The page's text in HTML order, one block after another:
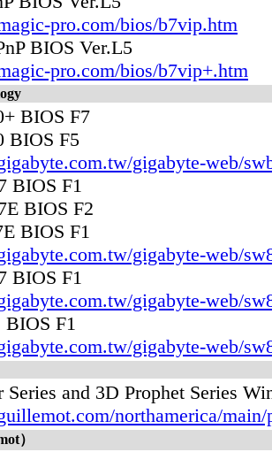
pro.com/bios/b7vip.htm
BIOS Ver.L5
pro.com/bios/b7vip+.htm
BIOS F7
BIOS F5
gigabyte-web/
BIOS F1
BIOS F2
BIOS F1
gigabyte-web/
BIOS F1
gigabyte-web/
F1
gigabyte-web/
and 3D Prophet Series
northamerica/
）